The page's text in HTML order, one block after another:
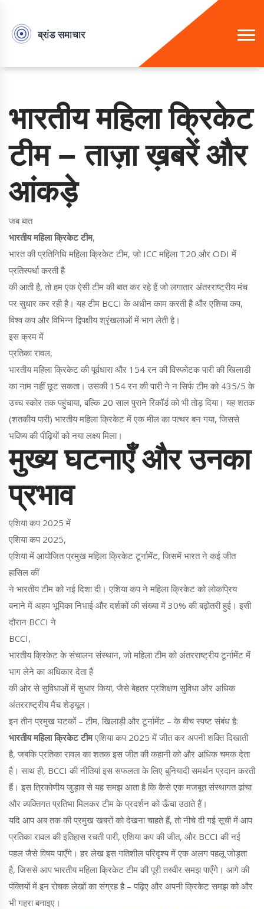
भारतीय महिला क्रिकेट
टीम – ताज़ा ख़बरें और
आंकड़े
जब बात
भारतीय महिला क्रिकेट टीम,
भारत की प्रतिनिधि महिला क्रिकेट टीम, जो ICC महिला T20 और ODI में
प्रतिस्पर्धा करती है
की आती है, तो हम एक ऐसी टीम की बात कर रहे हैं जो लगातार अंतरराष्ट्रीय मंच
पर सुधार कर रही है। यह टीम BCCI के अधीन काम करती है और एशिया कप,
विश्व कप और विभिन्न द्विपक्षीय श्रृंखलाओं में भाग लेती है।
इस क्रम में
प्रतिका रावल,
भारतीय महिला क्रिकेट की पूर्वधारा और 154 रन की विस्फोटक पारी की खिलाडी
का नाम नहीं छूट सकता। उसकी 154 रन की पारी ने न सिर्फ टीम को 435/5 के
उच्च स्कोर तक पहुंचाया, बल्कि 20 साल पुराने रिकॉर्ड को भी तोड़ दिया। यह शतक
(शतकीय पारी) भारतीय महिला क्रिकेट में एक मील का पत्थर बन गया, जिससे
भविष्य की पीढ़ियों को नया लक्ष्य मिला।
मुख्य घटनाएँ और उनका
प्रभाव
एशिया कप 2025 में
एशिया कप 2025,
एशिया में आयोजित प्रमुख महिला क्रिकेट टूर्नामेंट, जिसमें भारत ने कई जीत
हासिल कीं
ने भारतीय टीम को नई दिशा दी। एशिया कप ने महिला क्रिकेट को लोकप्रिय
बनाने में अहम भूमिका निभाई और दर्शकों की संख्या में 30% की बढ़ोतरी हुई। इसी
दौरान BCCI ने
BCCI,
भारतीय क्रिकेट के संचालन संस्थान, जो महिला टीम को अंतरराष्ट्रीय टूर्नामेंट में
भाग लेने का अधिकार देता है
की ओर से सुविधाओं में सुधार किया, जैसे बेहतर प्रशिक्षण सुविधा और अधिक
अंतरराष्ट्रीय मैच शेड्यूल।
इन तीन प्रमुख घटकों – टीम, खिलाड़ी और टूर्नामेंट – के बीच स्पष्ट संबंध है:
भारतीय महिला क्रिकेट टीमएशिया कप 2025 में जीत कर अपनी शक्ति दिखाती
है, जबकि प्रतिका रावल का शतक इस जीत की कहानी को और अधिक चमक देता
है। साथ ही, BCCI की नीतियां इस सफलता के लिए बुनियादी समर्थन प्रदान करती
हैं। इस त्रिकोणीय जुड़ाव से यह समझ आता है कि कैसे एक मजबूत संस्थागत ढांचा
और व्यक्तिगत प्रतिभा मिलकर टीम के प्रदर्शन को ऊँचा उठाते हैं।
यदि आप अब तक की प्रमुख खबरों को देखना चाहते हैं, तो नीचे दी गई सूची में आप
प्रतिका रावल की इतिहास रचती पारी, एशिया कप की जीत, और BCCI की नई
पहल जैसे विषय पाएँगे। हर लेख इस गतिशील परिदृश्य में एक अलग पहलू जोड़ता
है, जिससे आप भारतीय महिला क्रिकेट टीम की पूरी तस्वीर समझ पाएँगे। आगे की
पंक्तियों में इन रोचक लेखों का संग्रह है – पढ़िए और अपनी क्रिकेट समझ को और
भी गहरा बनाइए।